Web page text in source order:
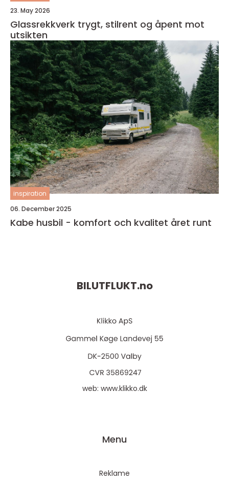
23. May 2026
Glassrekkverk trygt, stilrent og åpent mot
utsikten
inspiration
06. December 2025
Kabe husbil - komfort och kvalitet året runt
BILUTFLUKT.no
web: www.klikko.dk
Menu
Reklame